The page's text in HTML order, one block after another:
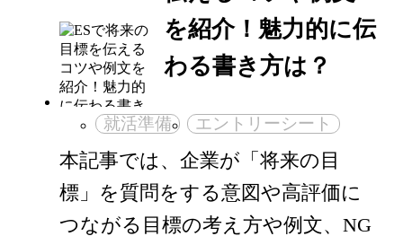
を紹介！魅力的に伝
わる書き方は？
就活準備 エントリーシート
本記事では、企業が「将来の目
標」を質問をする意図や高評価に
つながる目標の考え方や例文、NG